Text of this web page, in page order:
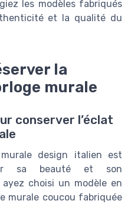
les modèles fabriqués
et la qualité du
la
murale
conserver l’éclat
murale design italien est
sa beauté et son
choisi un modèle en
murale coucou fabriquée